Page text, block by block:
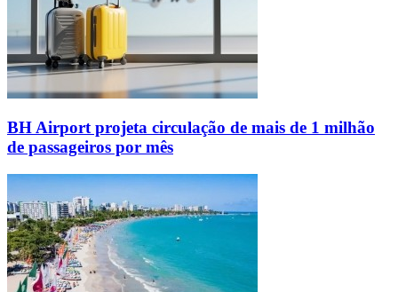
BH Airport projeta circulação de mais de 1 milhão
de passageiros por mês